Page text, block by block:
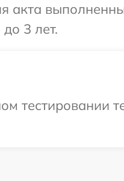
акта
3 лет.
тестировании